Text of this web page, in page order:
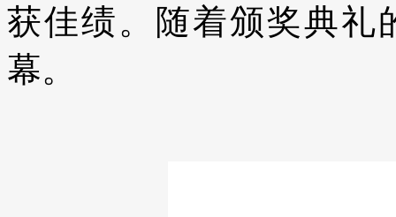
获佳绩。随着颁奖典礼
幕。